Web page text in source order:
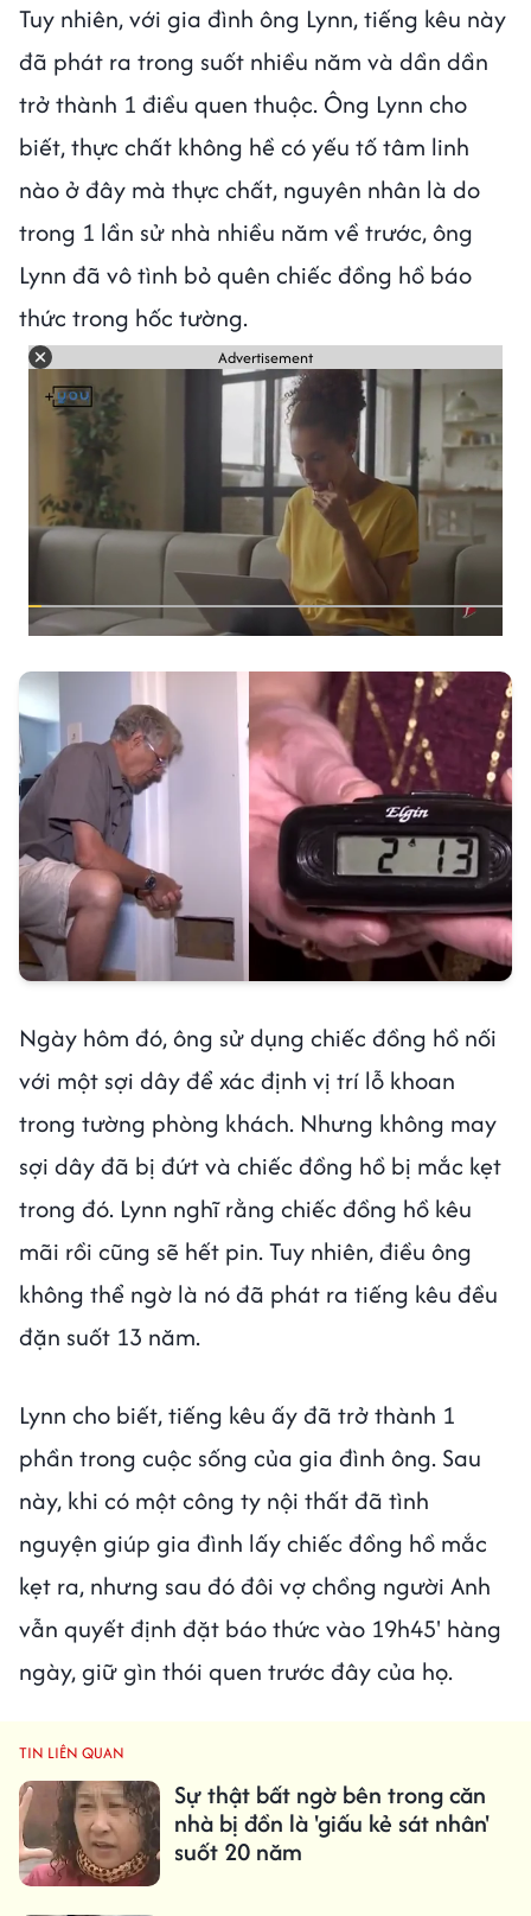
Tuy nhiên, với gia đình ông Lynn, tiếng kêu này
đã phát ra trong suốt nhiều năm và dần dần
trở thành 1 điều quen thuộc. Ông Lynn cho
biết, thực chất không hề có yếu tố tâm linh
nào ở đây mà thực chất, nguyên nhân là do
trong 1 lần sử nhà nhiều năm về trước, ông
Lynn đã vô tình bỏ quên chiếc đồng hồ báo
thức trong hốc tường.
Advertisement
Ngày hôm đó, ông sử dụng chiếc đồng hồ nối
với một sợi dây để xác định vị trí lỗ khoan
trong tường phòng khách. Nhưng không may
sợi dây đã bị đứt và chiếc đồng hồ bị mắc kẹt
trong đó. Lynn nghĩ rằng chiếc đồng hồ kêu
mãi rồi cũng sẽ hết pin. Tuy nhiên, điều ông
không thể ngờ là nó đã phát ra tiếng kêu đều
đặn suốt 13 năm.
Lynn cho biết, tiếng kêu ấy đã trở thành 1
phần trong cuộc sống của gia đình ông. Sau
này, khi có một công ty nội thất đã tình
nguyện giúp gia đình lấy chiếc đồng hồ mắc
kẹt ra, nhưng sau đó đôi vợ chồng người Anh
vẫn quyết định đặt báo thức vào 19h45' hàng
ngày, giữ gìn thói quen trước đây của họ.
TIN LIÊN QUAN
Sự thật bất ngờ bên trong căn
nhà bị đồn là 'giấu kẻ sát nhân'
suốt 20 năm